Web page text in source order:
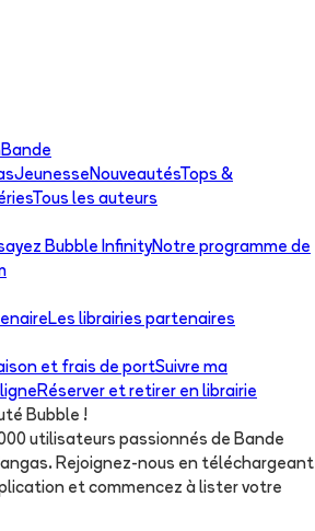
Bande
Jeunesse NouveautésTops &
Tous les auteurs
Bubble InfinityNotre programme de
Les librairies partenaires
et frais de portSuivre ma
Réserver et retirer en librairie
Bubble !
utilisateurs passionnés de Bande
Rejoignez-nous en téléchargeant
et commencez à lister votre